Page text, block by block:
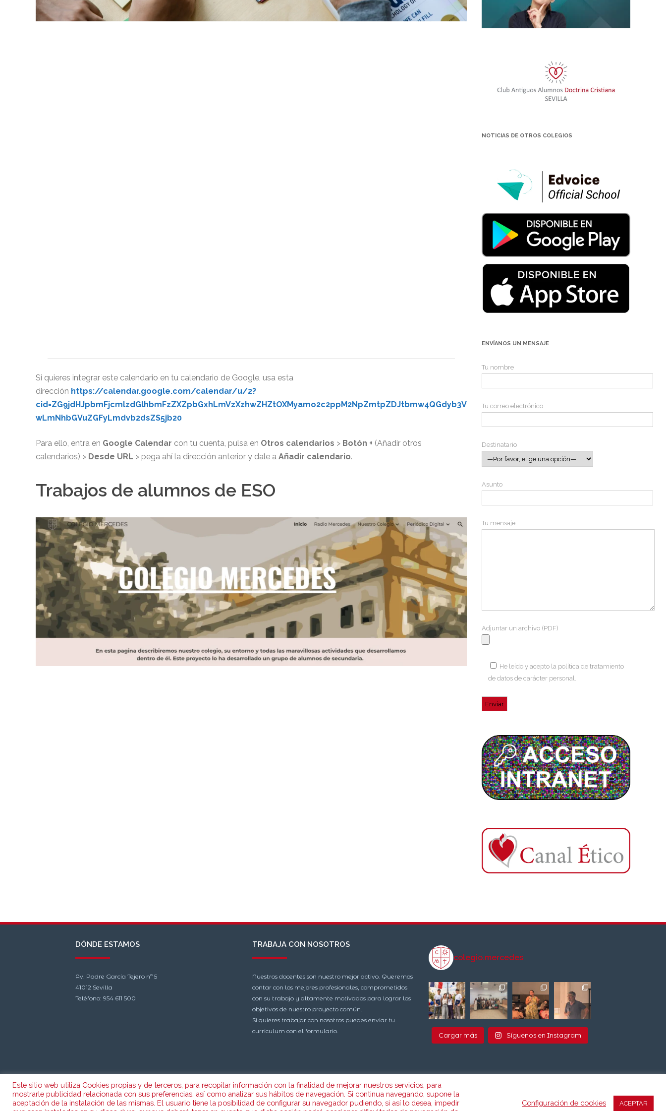
Si quieres integrar este calendario en tu calendario de Google, usa esta
dirección https://calendar.google.com/calendar/u/2?
cid=ZG9jdHJpbmFjcmlzdGlhbmFzZXZpbGxhLmVzXzhwZHZtOXMyamo2c2ppM2NpZmtpZDJtbmw4QGdyb3V
wLmNhbGVuZGFyLmdvb2dsZS5jb20
Para ello, entra en Google Calendar con tu cuenta, pulsa en Otros calendarios > Botón + (Añadir otros
calendarios) > Desde URL > pega ahí la dirección anterior y dale a Añadir calendario.
Trabajos de alumnos de ESO
NOTICIAS DE OTROS COLEGIOS
ENVÍANOS UN MENSAJE
Tu nombre
Tu correo electrónico
Destinatario
Asunto
Tu mensaje
Adjuntar un archivo (PDF)
He leído y acepto la política de tratamiento
de datos de carácter personal.
DÓNDE ESTAMOS
Av. Padre García Tejero nº 5
41012 Sevilla
Teléfono: 954 611 500
TRABAJA CON NOSOTROS
Nuestros docentes son nuestro mejor activo. Queremos
contar con los mejores profesionales, comprometidos
con su trabajo y altamente motivados para lograr los
objetivos de nuestro proyecto común.
Si quieres trabajar con nosotros puedes enviar tu
curriculum con el formulario.
colegio.mercedes
Cargar más Síguenos en Instagram
Este sitio web utiliza Cookies propias y de terceros, para recopilar información con la finalidad de mejorar nuestros servicios, para
mostrarle publicidad relacionada con sus preferencias, así como analizar sus hábitos de navegación. Si continua navegando, supone la
aceptación de la instalación de las mismas. El usuario tiene la posibilidad de configurar su navegador pudiendo, si así lo desea, impedir
Configuración de cookies ACEPTAR